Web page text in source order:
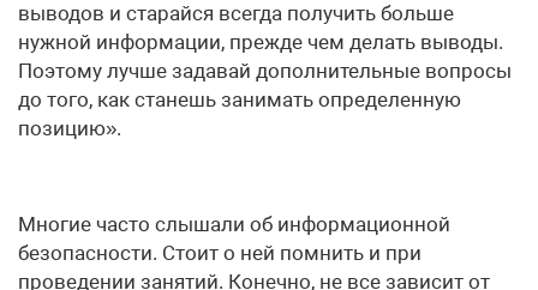
выводов и старайся всегда получить больше
нужной информации, прежде чем делать выводы.
Поэтому лучше задавай дополнительные вопросы
до того, как станешь занимать определенную
позицию».
Многие часто слышали об информационной
безопасности. Стоит о ней помнить и при
проведении занятий. Конечно, не все зависит от